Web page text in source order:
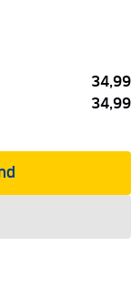
34,99
34,99